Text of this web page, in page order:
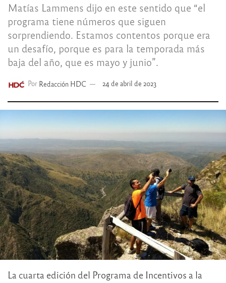
Matías Lammens dijo en este sentido que “el
programa tiene números que siguen
sorprendiendo. Estamos contentos porque era
un desafío, porque es para la temporada más
baja del año, que es mayo y junio”.
Por Redacción HDC 24 de abril de 2023
La cuarta edición del Programa de Incentivos a la